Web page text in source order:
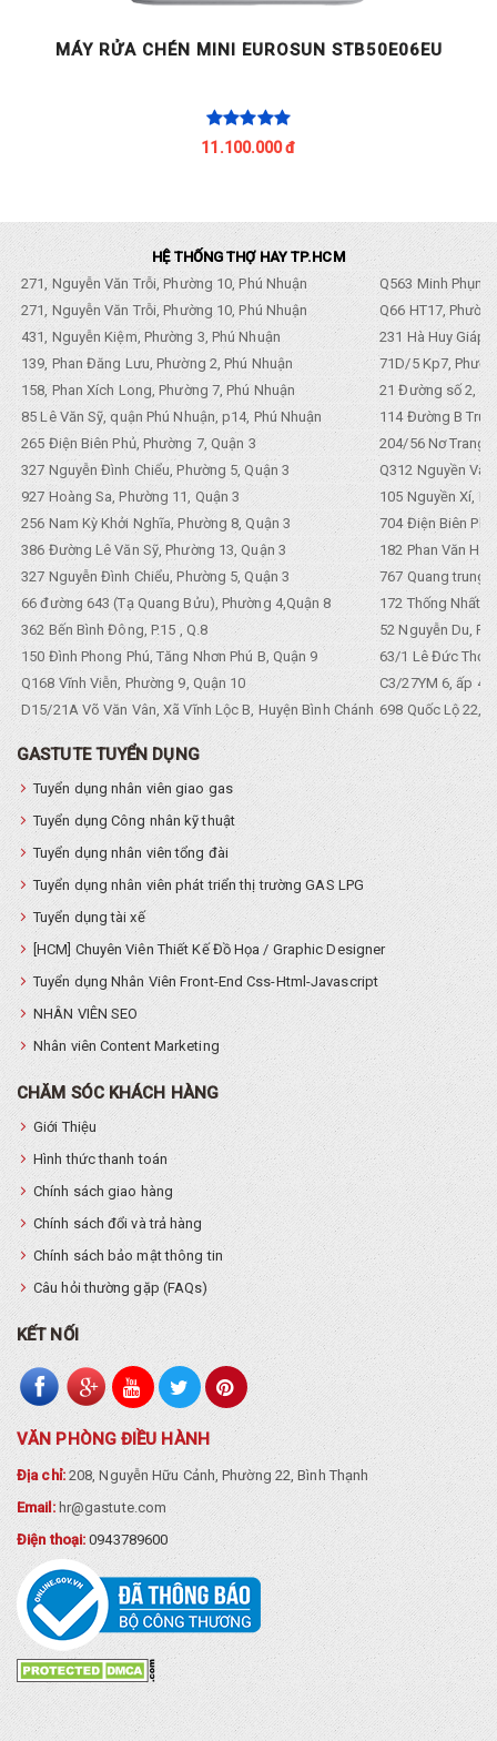
MÁY RỬA CHÉN MINI EUROSUN STB50E06EU
11.100.000 đ
HỆ THỐNG THỢ HAY TP.HCM
271, Nguyễn Văn Trỗi, Phường 10, Phú Nhuận
Q563 Minh
271, Nguyễn Văn Trỗi, Phường 10, Phú Nhuận
Q66 HT17,
431, Nguyễn Kiệm, Phường 3, Phú Nhuận
231 Hà Huy Giáp,
139, Phan Đăng Lưu, Phường 2, Phú Nhuận
71D/5 Kp7,
158, Phan Xích Long, Phường 7, Phú Nhuận
21 Đường số 2,
85 Lê Văn Sỹ, quận Phú Nhuận, p14, Phú Nhuận
114 Đường B
265 Điện Biên Phủ, Phường 7, Quận 3
204/56 Nơ Trang
327 Nguyễn Đình Chiểu, Phường 5, Quận 3
Q312 Nguyền
927 Hoàng Sa, Phường 11, Quận 3
105 Nguyền Xí,
256 Nam Kỳ Khởi Nghĩa, Phường 8, Quận 3
704 Điện Biên
386 Đường Lê Văn Sỹ, Phường 13, Quận 3
182 Phan Văn
327 Nguyễn Đình Chiểu, Phường 5, Quận 3
767 Quang trung,
66 đường 643 (Tạ Quang Bửu), Phường 4,Quận 8
172 Thống Nhất.
362 Bến Bình Đông, P.15 , Q.8
52 Nguyễn Du,
150 Đình Phong Phú, Tăng Nhơn Phú B, Quận 9
63/1 Lê Đức Thọ,
Q168 Vĩnh Viễn, Phường 9, Quận 10
C3/27YM 6, ấp 4,
D15/21A Võ Văn Vân, Xã Vĩnh Lộc B, Huyện Bình Chánh 698 Quốc Lộ 22,
GASTUTE TUYỂN DỤNG
Tuyển dụng nhân viên giao gas
Tuyển dụng Công nhân kỹ thuật
Tuyển dụng nhân viên tổng đài
Tuyển dụng nhân viên phát triển thị trường GAS LPG
Tuyển dụng tài xế
[HCM] Chuyên Viên Thiết Kế Đồ Họa / Graphic Designer
Tuyển dụng Nhân Viên Front-End Css-Html-Javascript
NHÂN VIÊN SEO
Nhân viên Content Marketing
CHĂM SÓC KHÁCH HÀNG
Giới Thiệu
Hình thức thanh toán
Chính sách giao hàng
Chính sách đổi và trả hàng
Chính sách bảo mật thông tin
Câu hỏi thường gặp (FAQs)
KẾT NỐI
VĂN PHÒNG ĐIỀU HÀNH
Địa chỉ:208, Nguyễn Hữu Cảnh, Phường 22, Bình Thạnh
Email: hr@gastute.com
Điện thoại:0943789600